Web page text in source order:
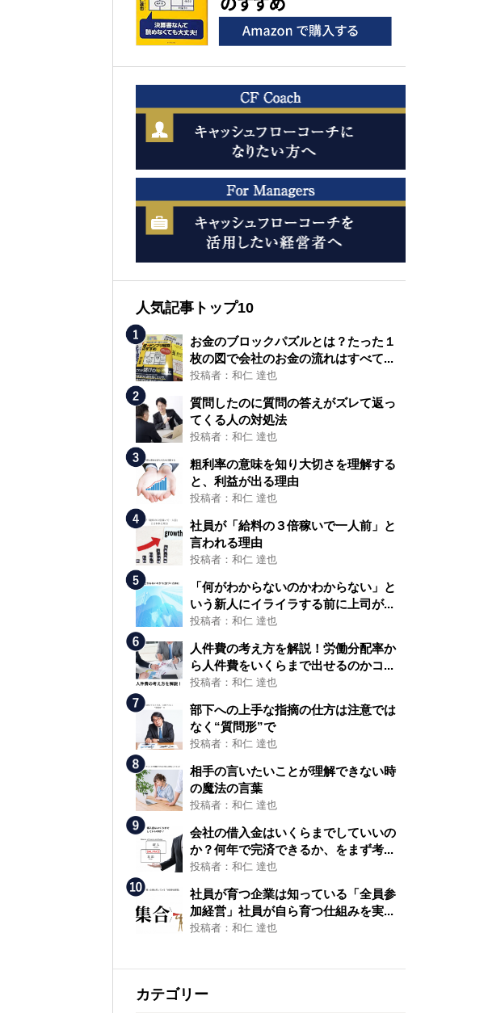
人気記事トップ10
お金のブロックパズルとは？たった１
枚の図で会社のお金の流れはすべて...
投稿者：和仁 達也
質問したのに質問の答えがズレて返っ
てくる人の対処法
投稿者：和仁 達也
粗利率の意味を知り大切さを理解する
と、利益が出る理由
投稿者：和仁 達也
社員が「給料の３倍稼いで一人前」と
言われる理由
投稿者：和仁 達也
「何がわからないのかわからない」と
いう新人にイライラする前に上司が...
投稿者：和仁 達也
人件費の考え方を解説！労働分配率か
ら人件費をいくらまで出せるのかコ...
投稿者：和仁 達也
部下への上手な指摘の仕方は注意では
なく“質問形”で
投稿者：和仁 達也
相手の言いたいことが理解できない時
の魔法の言葉
投稿者：和仁 達也
会社の借入金はいくらまでしていいの
か？何年で完済できるか、をまず考...
投稿者：和仁 達也
社員が育つ企業は知っている「全員参
加経営」社員が自ら育つ仕組みを実...
投稿者：和仁 達也
カテゴリー